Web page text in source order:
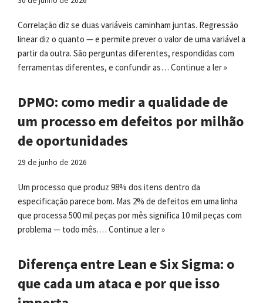
Correlação diz se duas variáveis caminham juntas. Regressão
linear diz o quanto — e permite prever o valor de uma variável a
partir da outra. São perguntas diferentes, respondidas com
ferramentas diferentes, e confundir as… Continue a ler »
DPMO: como medir a qualidade de
um processo em defeitos por milhão
de oportunidades
29 de junho de 2026
Um processo que produz 98% dos itens dentro da
especificação parece bom. Mas 2% de defeitos em uma linha
que processa 500 mil peças por mês significa 10 mil peças com
problema — todo mês.… Continue a ler »
Diferença entre Lean e Six Sigma: o
que cada um ataca e por que isso